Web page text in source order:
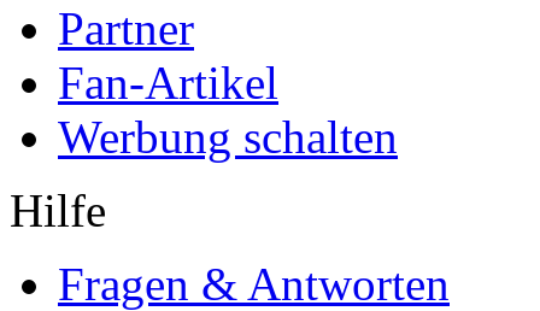
Partner
Fan-Artikel
Werbung schalten
Hilfe
Fragen & Antworten